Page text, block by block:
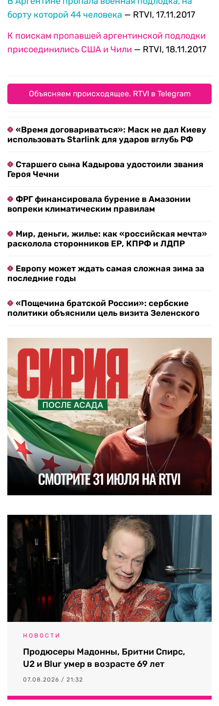
борту которой 44 человека — RTVI, 17.11.2017
К поискам пропавшей аргентинской подлодки
присоединились США и Чили — RTVI, 18.11.2017
Объясняем происходящее. RTVI в Telegram
«Время договариваться»: Маск не дал Киеву
использовать Starlink для ударов вглубь РФ
Старшего сына Кадырова удостоили звания
Героя Чечни
ФРГ финансировала бурение в Амазонии
вопреки климатическим правилам
Мир, деньги, жилье: как «российская мечта»
расколола сторонников ЕР, КПРФ и ЛДПР
Европу может ждать самая сложная зима за
последние годы
«Пощечина братской России»: сербские
политики объяснили цель визита Зеленского
НОВОСТИ
Продюсеры Мадонны, Бритни Спирс,
U2 и Blur умер в возрасте 69 лет
07.08.2026 / 21:32